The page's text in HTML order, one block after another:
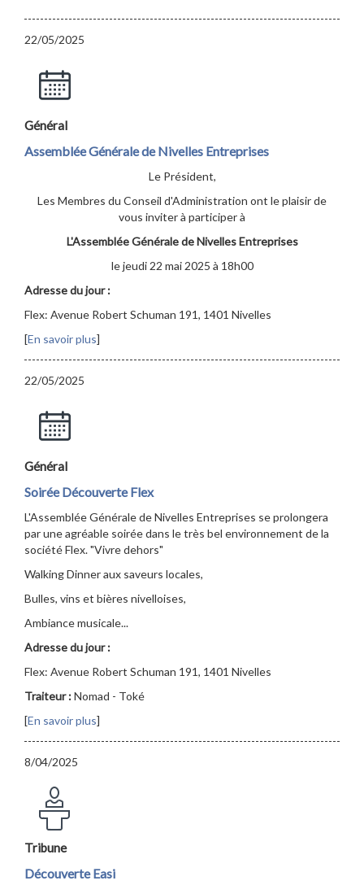
22/05/2025
Général
Assemblée Générale de Nivelles Entreprises
Le Président,
Les Membres du Conseil d'Administration ont le plaisir de
vous inviter à participer à
L'Assemblée Générale de Nivelles Entreprises
le jeudi 22 mai 2025 à 18h00
Adresse du jour :
Flex: Avenue Robert Schuman 191, 1401 Nivelles
[En savoir plus]
22/05/2025
Général
Soirée Découverte Flex
L'Assemblée Générale de Nivelles Entreprises se prolongera
par une agréable soirée dans le très bel environnement de la
société Flex. "Vivre dehors"
Walking Dinner aux saveurs locales,
Bulles, vins et bières nivelloises,
Ambiance musicale...
Adresse du jour :
Flex: Avenue Robert Schuman 191, 1401 Nivelles
Traiteur :Nomad - Toké
[En savoir plus]
8/04/2025
Tribune
Découverte Easi